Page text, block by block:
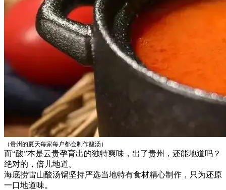
（贵州的夏天每家每户都会制作酸汤）
而“酸”本是云贵孕育出的独特爽味，出了贵州，还能地道吗？
绝对的，倍儿地道。
海底捞雷山酸汤锅坚持严选当地特有食材精心制作，只为还原
一口地道味。